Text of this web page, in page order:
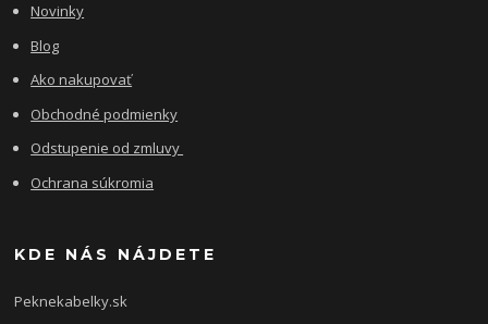
Novinky
Blog
Ako nakupovať
Obchodné podmienky
Odstupenie od zmluvy
Ochrana súkromia
KDE NÁS NÁJDETE
Peknekabelky.sk